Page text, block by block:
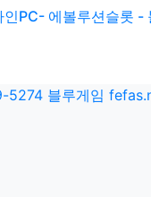
PC- 에볼루션슬롯 - 블루